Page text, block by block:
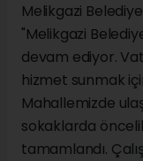
Melikgazi
"Melikgazi
devam ediyor.
hizmet sunmak
Mahallemizde
sokaklarda
tamamlandı.